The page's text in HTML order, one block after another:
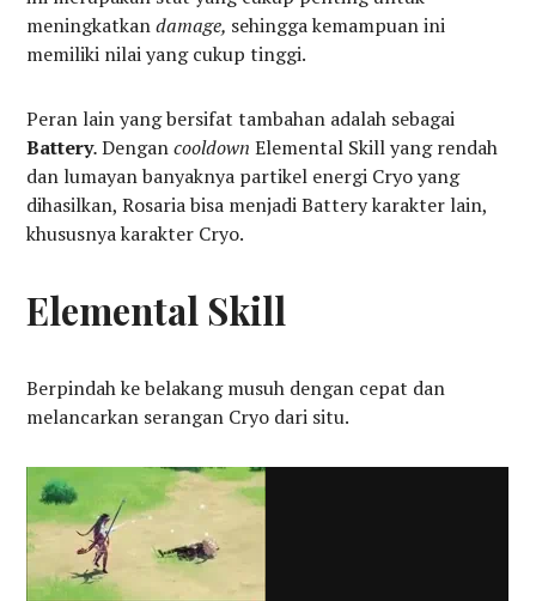
meningkatkandamage, sehingga kemampuan ini
memiliki nilai yang cukup tinggi.
Peran lain yang bersifat tambahan adalah sebagai
Battery.DengancooldownElemental Skill yang rendah
dan lumayan banyaknya partikel energi Cryo yang
dihasilkan, Rosaria bisa menjadi Battery karakter lain,
khususnya karakter Cryo.
Elemental Skill
Berpindah ke belakang musuh dengan cepat dan
melancarkan serangan Cryo dari situ.